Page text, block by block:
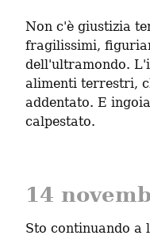
Non c'è giustizia
fragilissimi,
dell'ultramondo.
alimenti terrestri,
addentato. E
calpestato.
14
Sto continuando a